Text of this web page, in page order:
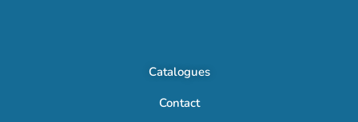
Catalogues
Contact